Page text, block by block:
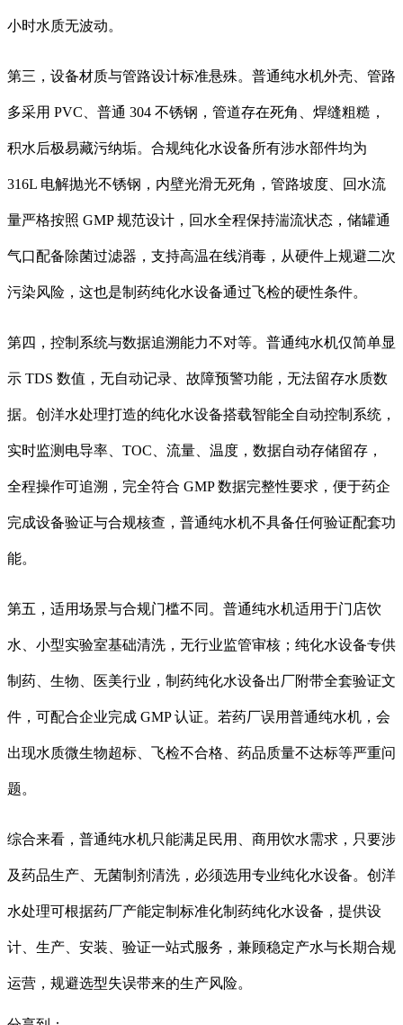
小时水质无波动。
第三，设备材质与管路设计标准悬殊。普通纯水机外壳、管路
多采用 PVC、普通 304 不锈钢，管道存在死角、焊缝粗糙，
积水后极易藏污纳垢。合规纯化水设备所有涉水部件均为
316L 电解抛光不锈钢，内壁光滑无死角，管路坡度、回水流
量严格按照 GMP 规范设计，回水全程保持湍流状态，储罐通
气口配备除菌过滤器，支持高温在线消毒，从硬件上规避二次
污染风险，这也是制药纯化水设备通过飞检的硬性条件。
第四，控制系统与数据追溯能力不对等。普通纯水机仅简单显
示 TDS 数值，无自动记录、故障预警功能，无法留存水质数
据。创洋水处理打造的纯化水设备搭载智能全自动控制系统，
实时监测电导率、TOC、流量、温度，数据自动存储留存，
全程操作可追溯，完全符合 GMP 数据完整性要求，便于药企
完成设备验证与合规核查，普通纯水机不具备任何验证配套功
能。
第五，适用场景与合规门槛不同。普通纯水机适用于门店饮
水、小型实验室基础清洗，无行业监管审核；纯化水设备专供
制药、生物、医美行业，制药纯化水设备出厂附带全套验证文
件，可配合企业完成 GMP 认证。若药厂误用普通纯水机，会
出现水质微生物超标、飞检不合格、药品质量不达标等严重问
题。
综合来看，普通纯水机只能满足民用、商用饮水需求，只要涉
及药品生产、无菌制剂清洗，必须选用专业纯化水设备。创洋
水处理可根据药厂产能定制标准化制药纯化水设备，提供设
计、生产、安装、验证一站式服务，兼顾稳定产水与长期合规
运营，规避选型失误带来的生产风险。